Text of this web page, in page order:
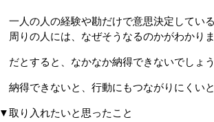
一人の人の経験や勘だけで意思決定している
周りの人には、なぜそうなるのかがわかりま
だとすると、なかなか納得できないでしょう
納得できないと、行動にもつながりにくいと
▼取り入れたいと思ったこと